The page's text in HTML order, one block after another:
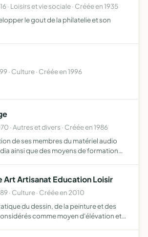
· Loisirs et vie sociale · Créée en 1935
le gout de la philatelie et son
· Culture · Créée en 1996
· Autres et divers · Créée en 1986
de ses membres du matériel audio
ainsi que des moyens de formation
Art Artisanat Education Loisir
· Culture · Créée en 2010
du dessin, de la peinture et des
comme moyen d'élévation et